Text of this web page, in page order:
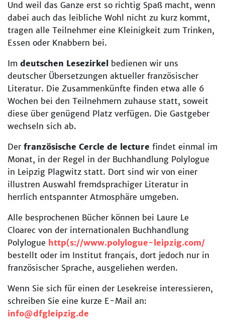
Und weil das Ganze erst so richtig Spaß macht, wenn
dabei auch das leibliche Wohl nicht zu kurz kommt,
tragen alle Teilnehmer eine Kleinigkeit zum Trinken,
Essen oder Knabbern bei.
Im deutschen Lesezirkel bedienen wir uns
deutscher Übersetzungen aktueller französischer
Literatur. Die Zusammenkünfte finden etwa alle 6
Wochen bei den Teilnehmern zuhause statt, soweit
diese über genügend Platz verfügen. Die Gastgeber
wechseln sich ab.
Der französische Cercle de lecture findet einmal im
Monat, in der Regel in der Buchhandlung Polylogue
in Leipzig Plagwitz statt. Dort sind wir von einer
illustren Auswahl fremdsprachiger Literatur in
herrlich entspannter Atmosphäre umgeben.
Alle besprochenen Bücher können bei Laure Le
Cloarec von der internationalen Buchhandlung
Polylogue http(s://www.polylogue-leipzig.com/
bestellt oder im Institut français, dort jedoch nur in
französischer Sprache, ausgeliehen werden.
Wenn Sie sich für einen der Lesekreise interessieren,
schreiben Sie eine kurze E-Mail an:
info@dfgleipzig.de